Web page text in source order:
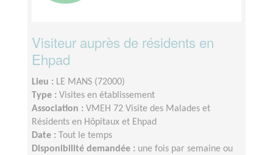
Visiteur auprès de résidents en
Ehpad
Lieu : LE MANS (72000)
Type : Visites en établissement
Association : VMEH 72 Visite des Malades et
Résidents en Hôpitaux et Ehpad
Date :
Tout le temps
Disponibilité demandée : une fois par semaine ou